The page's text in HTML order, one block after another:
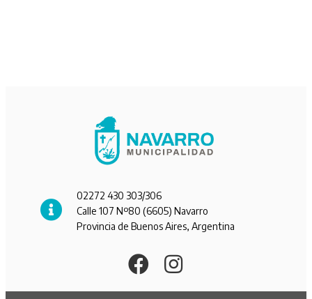
02272 430 303/306
Calle 107 Nº80 (6605) Navarro
Provincia de Buenos Aires, Argentina